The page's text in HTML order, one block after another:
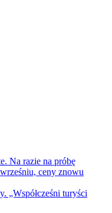
Na razie na próbę
ceny znowu
„Współcześni turyści